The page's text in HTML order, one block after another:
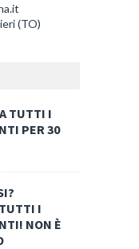
(TO)
TUTTI I
PER 30
I
NON È